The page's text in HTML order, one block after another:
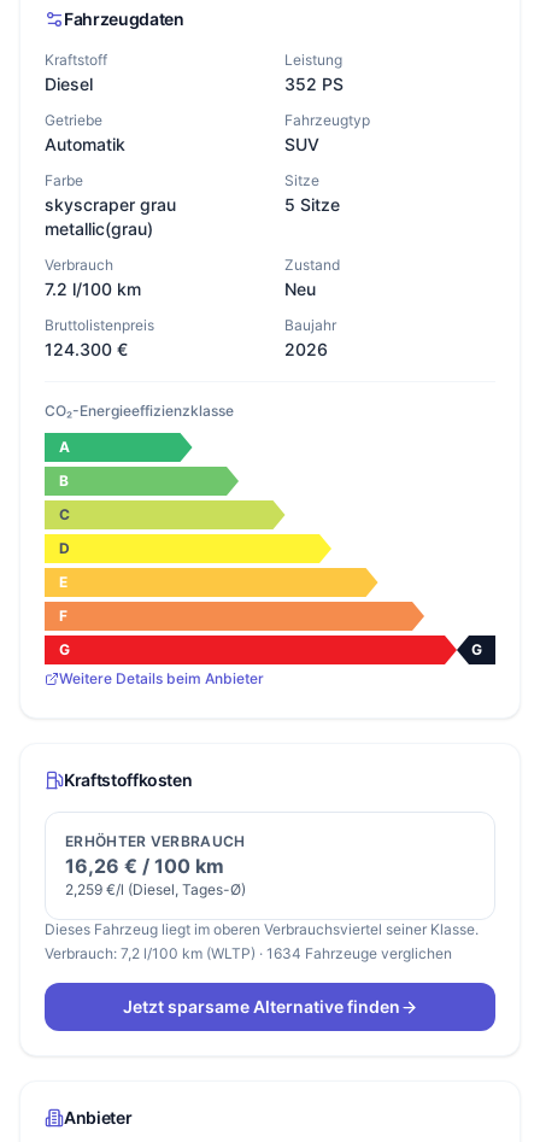
Fahrzeugdaten
Kraftstoff
Diesel
Leistung
352 PS
Getriebe
Automatik
Fahrzeugtyp
SUV
Farbe
skyscraper grau
metallic(grau)
Sitze
5 Sitze
Verbrauch
7.2 l/100 km
Zustand
Neu
Bruttolistenpreis
124.300 €
Baujahr
2026
CO₂-Energieeffizienzklasse
A
B
C
D
E
F
G
G
Weitere Details beim Anbieter
Kraftstoffkosten
ERHÖHTER VERBRAUCH
16,26 € / 100 km
2,259 €/l (Diesel, Tages-Ø)
Dieses Fahrzeug liegt im oberen Verbrauchsviertel seiner Klasse.
Verbrauch: 7,2 l/100 km (WLTP) · 1634 Fahrzeuge verglichen
Jetzt sparsame Alternative finden
Anbieter